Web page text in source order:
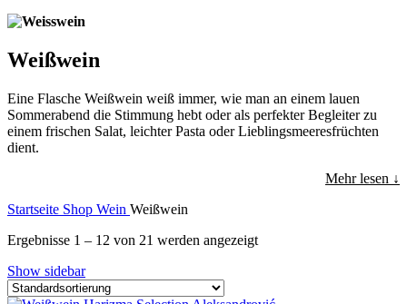
Weißwein
Eine Flasche Weißwein weiß immer, wie man an einem lauen
Sommerabend die Stimmung hebt oder als perfekter Begleiter zu
einem frischen Salat, leichter Pasta oder Lieblingsmeeresfrüchten
dient.
Mehr lesen ↓
Startseite Shop Wein Weißwein
Ergebnisse 1 – 12 von 21 werden angezeigt
Show sidebar